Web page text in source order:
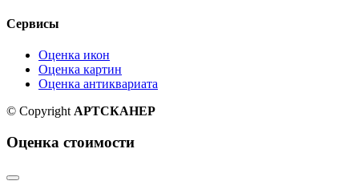
Сервисы
Оценка икон
Оценка картин
Оценка антиквариата
© CopyrightАРТСКАНЕР
Оценка стоимости